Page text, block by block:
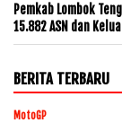
Pemkab Lombok
15.882 ASN dan
BERITA TERBARU
MotoGP